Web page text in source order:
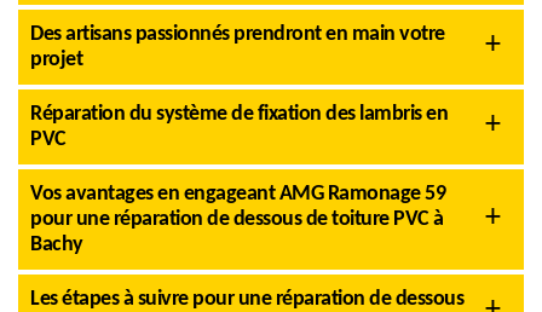
Des artisans passionnés prendront en main votre
projet
Réparation du système de fixation des lambris en
PVC
Vos avantages en engageant AMG Ramonage 59
pour une réparation de dessous de toiture PVC à
Bachy
Les étapes à suivre pour une réparation de dessous